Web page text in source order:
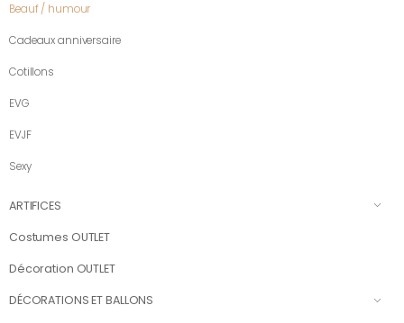
Beauf / humour
Cadeaux anniversaire
Cotillons
EVG
EVJF
Sexy
ARTIFICES
Costumes OUTLET
Décoration OUTLET
DÉCORATIONS ET BALLONS